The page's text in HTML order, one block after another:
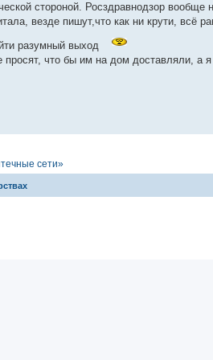
стороной. Росздравнодзор вообще
везде пишут,что как ни крути, всё
разумный выход
просят, что бы им на дом доставляли, а
сети»